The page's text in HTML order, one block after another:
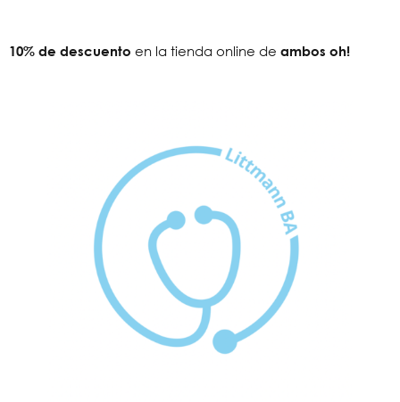
10% de descuento en la tienda online de ambos oh!